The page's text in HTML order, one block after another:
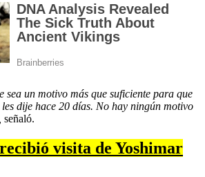
sea un motivo más que suficiente para que
dije hace 20 días. No hay ningún motivo
señaló.
visita de Yoshimar